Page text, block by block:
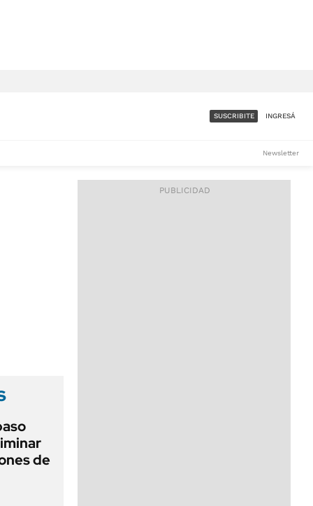
ACCESO FULL - $1.800/MES
SUSCRIBITE INGRESÁ
Newsletter
de